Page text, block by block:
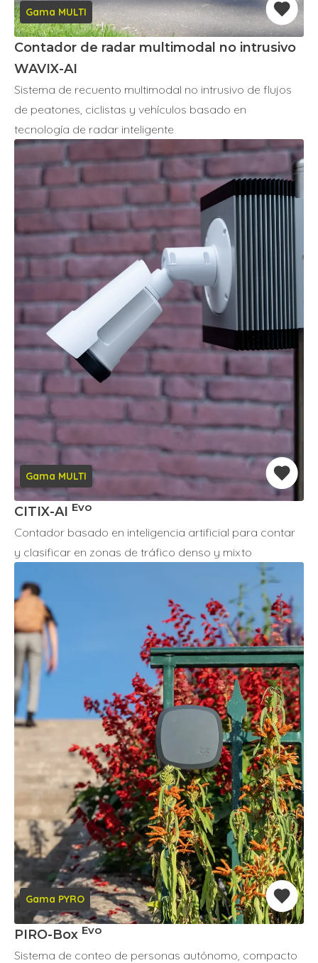
Gama MULTI
Contador de radar multimodal no intrusivo
WAVIX-AI
Sistema de recuento multimodal no intrusivo de flujos
de peatones, ciclistas y vehículos basado en
tecnología de radar inteligente
Gama MULTI
CITIX-AI Evo
Contador basado en inteligencia artificial para contar
y clasificar en zonas de tráfico denso y mixto
Gama PYRO
PIRO-Box Evo
Sistema de conteo de personas autónomo, compacto